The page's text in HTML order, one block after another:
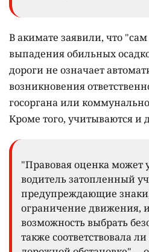
В акимате заявили, что
выпадения обильных
дороги не означает
возникновения
госоргана или
Кроме того, учитываются и
"Правовая оценка может
водитель затопленный
предупреждающие
ограничение движения,
возможность выбрать
также соответствовала